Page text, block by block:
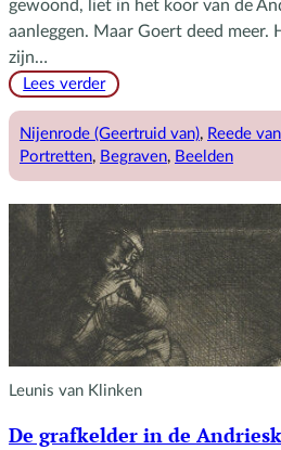
gewoond, liet in het koor van de
aanleggen. Maar Goert deed meer.
zijn…
Lees verder:
grafmonument
van
Nijenrode (Geertruid van), Reede
Portretten, Begraven, Beelden
Leunis van Klinken
De grafkelder in de